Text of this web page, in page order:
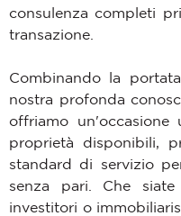
consulenza completi
transazione.
Combinando la
nostra profonda
offriamo
proprietà disponibili,
standard di servizio
senza pari. Che
investitori o